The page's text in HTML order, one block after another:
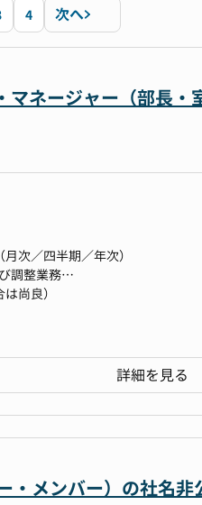
4 次へ
ネージャー（部長・
次／四半期／年次）
調整業務
礎データ提供
尚良）
力
詳細を見る
・メンバー）の社名非